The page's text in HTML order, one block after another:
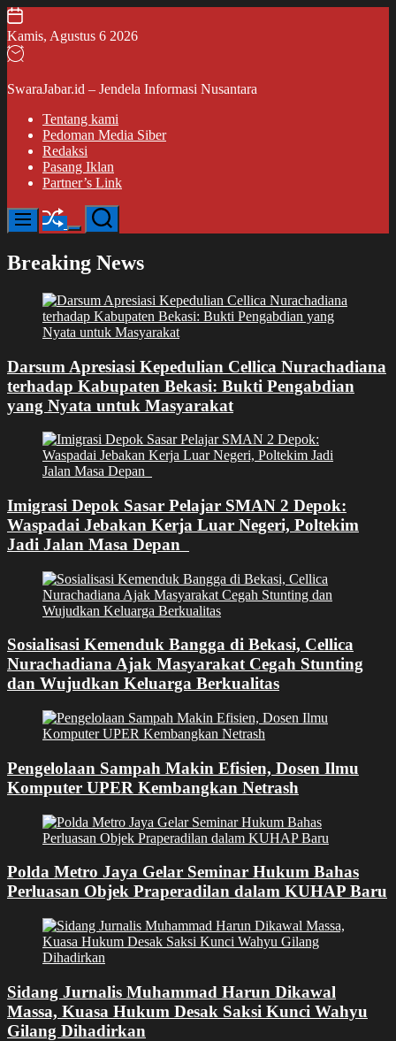
Skip
to
content
Kamis, Agustus 6 2026
SwaraJabar.id – Jendela Informasi Nusantara
Tentang kami
Pedoman Media Siber
Redaksi
Pasang Iklan
Partner’s Link
Menu Shuffle
Switch
mode
Search
Breaking News
Darsum Apresiasi Kepedulian Cellica Nurachadiana
terhadap Kabupaten Bekasi: Bukti Pengabdian
yang Nyata untuk Masyarakat
Imigrasi Depok Sasar Pelajar SMAN 2 Depok:
Waspadai Jebakan Kerja Luar Negeri, Poltekim
Jadi Jalan Masa Depan
Sosialisasi Kemenduk Bangga di Bekasi, Cellica
Nurachadiana Ajak Masyarakat Cegah Stunting
dan Wujudkan Keluarga Berkualitas
Pengelolaan Sampah Makin Efisien, Dosen Ilmu
Komputer UPER Kembangkan Netrash
Polda Metro Jaya Gelar Seminar Hukum Bahas
Perluasan Objek Praperadilan dalam KUHAP Baru
Sidang Jurnalis Muhammad Harun Dikawal
Massa, Kuasa Hukum Desak Saksi Kunci Wahyu
Gilang Dihadirkan